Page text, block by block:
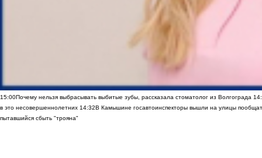
15:00Почему нельзя выбрасывать выбитые зубы, рассказала стоматолог из Волгограда
в это несовершеннолетних 14:32В Камышине госавтоинспекторы вышли на улицы
пытавшийся сбыть "трояна"